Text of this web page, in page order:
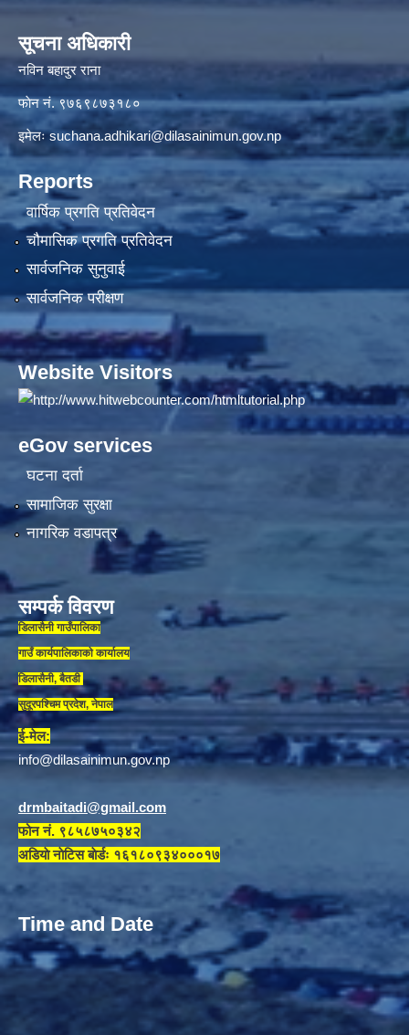
सूचना अधिकारी
नविन बहादुर राना
फाेन नं. ९७६९८७३१८०
इमेलःsuchana.adhikari@dilasainimun.gov.np
Reports
वार्षिक प्रगति प्रतिवेदन
चौमासिक प्रगति प्रतिवेदन
सार्वजनिक सुनुवाई
सार्वजनिक परीक्षण
Website Visitors
eGov services
घटना दर्ता
सामाजिक सुरक्षा
नागरिक वडापत्र
सम्पर्क विवरण
डिलासैनी गाउँपालिका
गाउँ कार्यपालिकाकाे कार्यालय
डिलासैनी, बैतडी
सुदूरपश्चिम प्रदेश, नेपाल
ई-मेल:
info@dilasainimun.gov.np
drmbaitadi@gmail.com
फोन नं. ९८५८७५०३४२
अडियाे नाेटिस बाेर्डः १६१८०९३४०००१७
Time and Date